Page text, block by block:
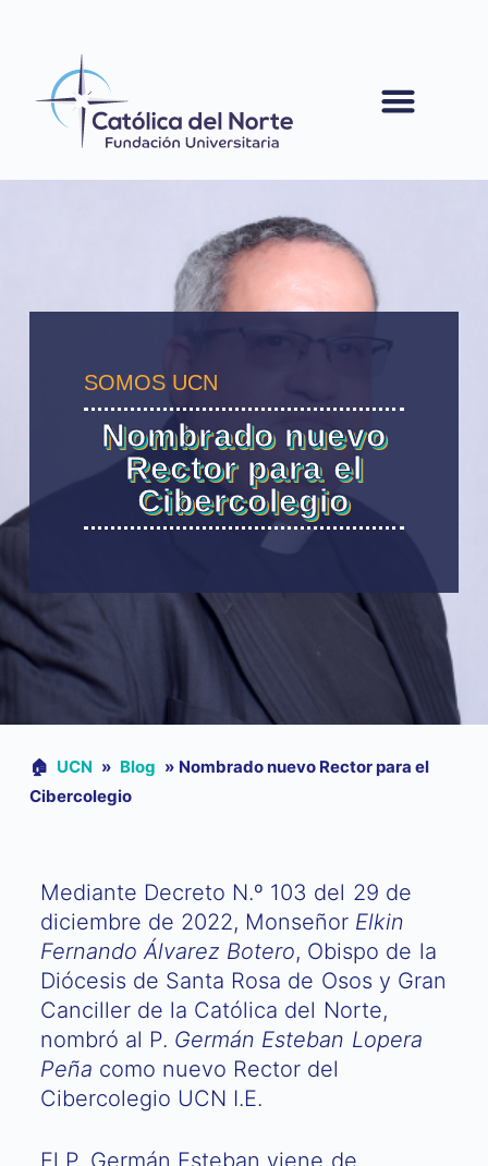
SOMOS UCN
Nombrado nuevo
Rector para el
Cibercolegio
🏠︎ UCN » Blog » Nombrado nuevo Rector para el
Cibercolegio
Mediante Decreto N.º 103 del 29 de
diciembre de 2022, Monseñor Elkin
Fernando Álvarez Botero, Obispo de la
Diócesis de Santa Rosa de Osos y Gran
Canciller de la Católica del Norte,
nombró al P. Germán Esteban Lopera
Peña como nuevo Rector del
Cibercolegio UCN I.E.
El P. Germán Esteban viene de